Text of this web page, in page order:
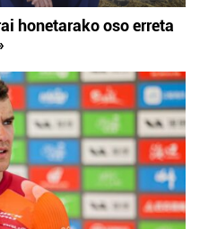
baimenik eskatzen, eta beren
babesten dira. Ikusi gure
ustez zein helburutarako
horren aurka nola egin
prozesatzeko moduari
honetarako oso erreta